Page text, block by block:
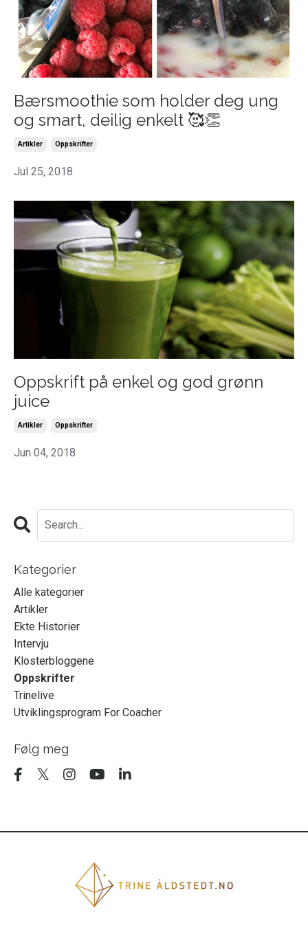
Bærsmoothie som holder deg ung
og smart, deilig enkelt 🥰👏
Artikler Oppskrifter
Jul 25, 2018
Oppskrift på enkel og god grønn
juice
Artikler Oppskrifter
Jun 04, 2018
Kategorier
Alle kategorier
Artikler
Ekte Historier
Intervju
Klosterbloggene
Oppskrifter
Trinelive
Utviklingsprogram For Coacher
Følg meg